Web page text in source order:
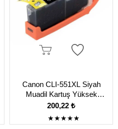
Canon CLI-551XL Siyah
Muadil Kartuş Yüksek
Kapasiteli
★★★★★
200,22 ₺